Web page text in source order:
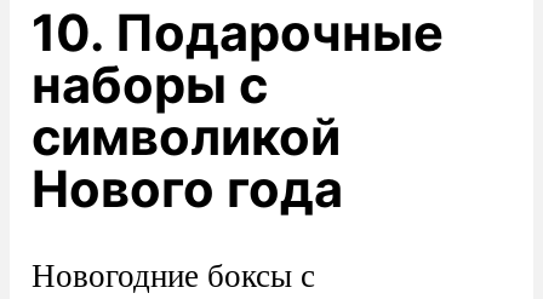
10. Подарочные
наборы с
символикой
Нового года
Новогодние боксы с